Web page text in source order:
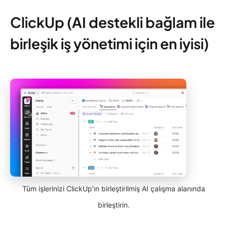
ClickUp (AI destekli bağlam ile
birleşik iş yönetimi için en iyisi)
Tüm işlerinizi ClickUp'ın birleştirilmiş AI çalışma alanında
birleştirin.